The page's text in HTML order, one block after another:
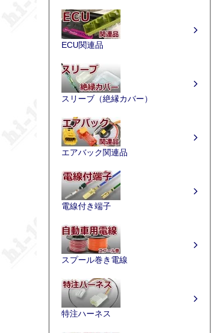
ECU関連品
スリーブ（絶縁カバー）
エアバック関連品
電線付き端子
スプール巻き電線
特注ハーネス